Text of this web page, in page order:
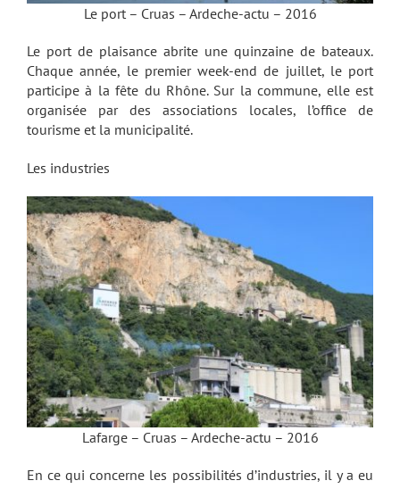
Le port – Cruas – Ardeche-actu – 2016
Le port de plaisance abrite une quinzaine de bateaux.
Chaque année, le premier week-end de juillet, le port
participe à la fête du Rhône. Sur la commune, elle est
organisée par des associations locales, l’office de
tourisme et la municipalité.
Les industries
Lafarge – Cruas – Ardeche-actu – 2016
En ce qui concerne les possibilités d’industries, il y a eu